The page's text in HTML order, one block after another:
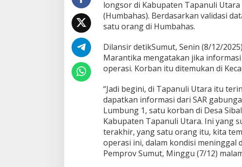
g
s
o
d
i
T
a
u
t
d
a
n
H
u
m
b
longsor di Kabupaten Tapanuli
(Humbahas). Berdasarkan validasi
satu orang di Humbahas.
Dilansir detikSumut, Senin (8/12/
Marantika mengatakan jika
operasi. Korban itu ditemukan di
“Jadi begini, di Tapanuli Utara itu
dapatkan informasi dari SAR
Lumbung 1, satu korban di Desa
Kabupaten Tapanuli Utara. Ini yang
terakhir, yang satu orang itu, kita
operasi ini, dalam kondisi meninggal
Pemprov Sumut, Minggu (7/12)